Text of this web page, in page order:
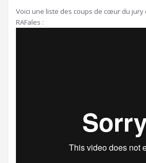
Voici une liste des coups de cœur du jury
RAFales :